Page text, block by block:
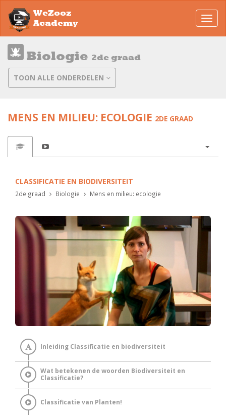
WeZooz
Academy
Biologie 2de graad
TOON ALLE ONDERDELEN
MENS EN MILIEU: ECOLOGIE 2DE GRAAD
CLASSIFICATIE EN BIODIVERSITEIT
2de graad Biologie Mens en milieu: ecologie
Inleiding Classificatie en biodiversiteit
Wat betekenen de woorden Biodiversiteit en
Classificatie?
Classificatie van Planten!